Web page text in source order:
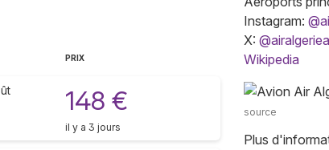
PRIX
148 €
il y a 3 jours
Instagram:
X:
Wikipedia
source
Plus